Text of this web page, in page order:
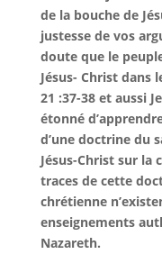
de la bouche de
justesse de vos
doute que le
Jésus- Christ dans
21 :37-38 et aussi
étonné
d’une doctrine du
Jésus-Christ sur la
traces de cette
chrétienne
enseignements
Nazareth.